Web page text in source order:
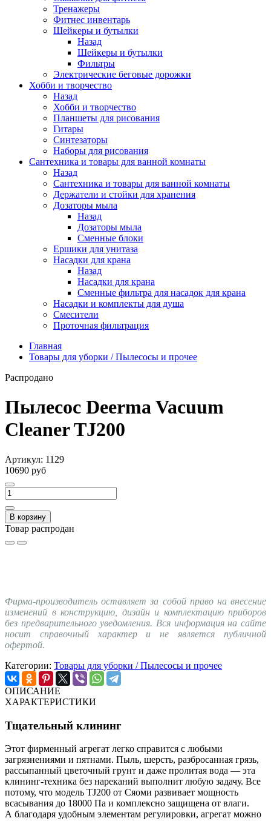
Тренажеры
Фитнес инвентарь
Шейкеры и бутылки
Назад
Шейкеры и бутылки
Фильтры
Электрические беговые дорожки
Хобби и творчество
Назад
Хобби и творчество
Планшеты для рисования
Гитары
Синтезаторы
Наборы для рисования
Сантехника и товары для ванной комнаты
Назад
Сантехника и товары для ванной комнаты
Держатели и стойки для хранения
Дозаторы мыла
Назад
Дозаторы мыла
Сменные блоки
Ершики для унитаза
Насадки для крана
Назад
Насадки для крана
Сменные фильтра для насадок для крана
Насадки и комплекты для душа
Смесители
Проточная фильтрация
Главная
Товары для уборки / Пылесосы и прочее
Распродано
Пылесос Deerma Vacuum
Cleaner TJ200
Артикул: 1129
10690 руб
В корзину
Товар распродан
Фирма-производитель оставляет за собой право на внесение
изменений в конструкцию, дизайн и комплектацию приборов
без предварительного уведомления. Вся информация на сайте
носит справочный характер и не является публичной
офертой.
Категории: Товары для уборки / Пылесосы и прочее
ОПИСАНИЕ
ХАРАКТЕРИСТИКИ
Тщательный клининг
Этот фирменный агрегат легко справится с любыми
загрязнениями и пятнами. Пыль, шерсть, разбросанная грязь,
рассыпанный цветочный грунт и даже пролитая вода — эта
клининг-техника без нареканий выполнит любую задачу. Все
потому, что модель TJ200 от Сяоми развивает мощность
всасывания до 18000 Па и комплексно защищена от влаги.
А благодаря удобным элементам регулировки, агрегат можно